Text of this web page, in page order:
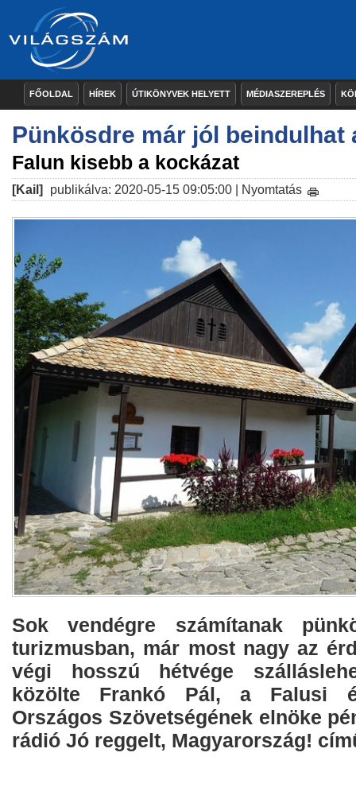
FŐOLDAL HÍREK ÚTIKÖNYVEK HELYETT MÉDIASZEREPLÉS
Pünkösdre már jól beindulhat
Falun kisebb a kockázat
[Kail] publikálva: 2020-05-15 09:05:00 | Nyomtatás
Sok vendégre számítanak
turizmusban, már most nagy az
végi hosszú hétvége
közölte Frankó Pál, a Falusi
Országos Szövetségének elnöke
rádió Jó reggelt, Magyarország!